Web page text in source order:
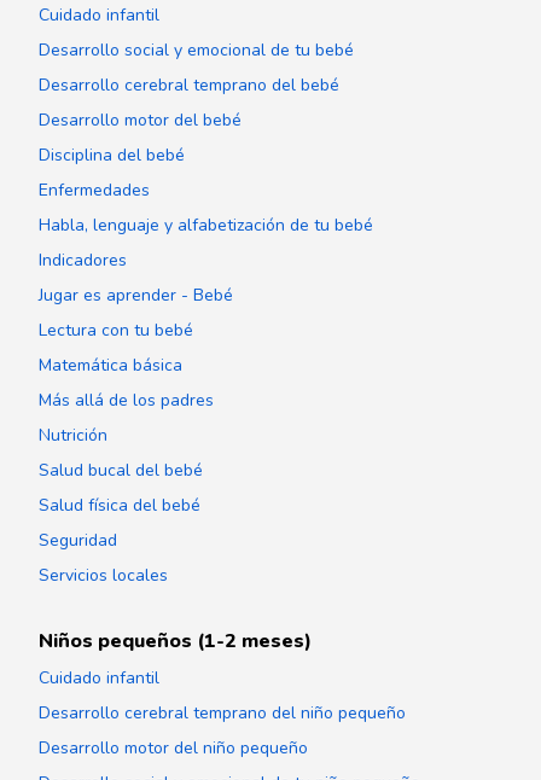
Cuidado infantil
Desarrollo social y emocional de tu bebé
Desarrollo cerebral temprano del bebé
Desarrollo motor del bebé
Disciplina del bebé
Enfermedades
Habla, lenguaje y alfabetización de tu bebé
Indicadores
Jugar es aprender - Bebé
Lectura con tu bebé
Matemática básica
Más allá de los padres
Nutrición
Salud bucal del bebé
Salud física del bebé
Seguridad
Servicios locales
Niños pequeños (1-2 meses)
Cuidado infantil
Desarrollo cerebral temprano del niño pequeño
Desarrollo motor del niño pequeño